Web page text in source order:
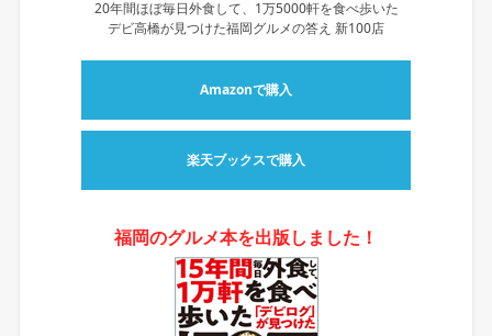
20年間ほぼ毎日外食して、1万5000軒を食べ歩いた
デビ高橋が見つけた福岡グルメの答え 新100店
Amazonで購入
楽天ブックスで購入
福岡のグルメ本を出版しました！